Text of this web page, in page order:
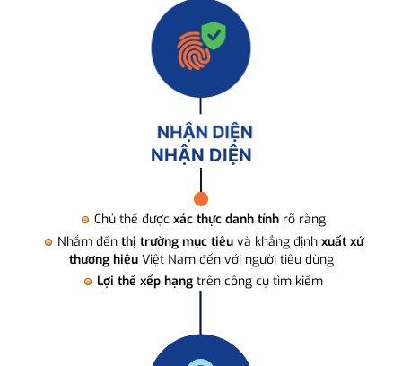
NHẬN DIỆN
Chủ thể được xác thực danh tính rõ ràng
Nhắm đến thị trường mục tiêuvà khẳng định xuất xứ
thương hiệuViệt Nam đến với người tiêu dùng
Lợi thế xếp hạng trên công cụ tìm kiếm